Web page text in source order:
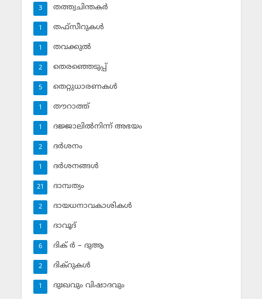
തത്ത്വചിന്തകര്‍
3
തഫ്‌സീറുകള്‍
1
തവക്കുല്‍
1
തെരഞ്ഞെടുപ്പ്
2
തെറ്റുധാരണകള്‍
5
തൗറാത്ത്
1
ദജ്ജാലില്‍നിന്ന് അഭയം
1
ദര്‍ശനം
2
ദര്‍ശനങ്ങള്‍
1
ദാമ്പത്യം
21
ദായധനാവകാശികള്‍
2
ദാവൂദ്‌
1
ദിക് ര്‍ – ദുആ
6
ദിക്‌റുകള്‍
2
ദുഃഖവും വിഷാദവും
1